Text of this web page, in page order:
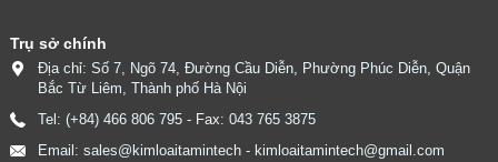
Trụ sở chính
Địa chỉ: Số 7, Ngõ 74, Đường Cầu Diễn, Phường Phúc Diễn, Quận
Bắc Từ Liêm, Thành phố Hà Nội
Tel: (+84) 466 806 795 - Fax: 043 765 3875
Email: sales@kimloaitamintech - kimloaitamintech@gmail.com